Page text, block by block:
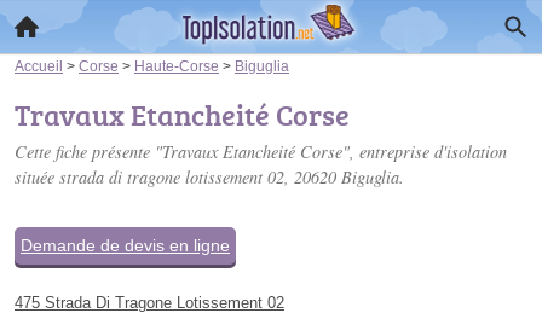
Accueil > Corse > Haute-Corse > Biguglia
Travaux Etancheité Corse
Cette fiche présente "Travaux Etancheité Corse", entreprise d'isolation
située strada di tragone lotissement 02, 20620 Biguglia.
Demande de devis en ligne
475 Strada Di Tragone Lotissement 02